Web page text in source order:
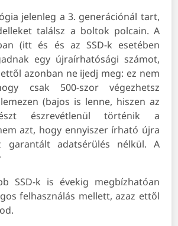
jelenleg a 3. generációnál tart,
találsz a boltok polcain. A
(itt és és az SSD-k esetében
egy újraírhatósági számot,
azonban ne ijedj meg: ez nem
csak 500-szor végezhetsz
(bajos is lenne, hiszen az
észrevétlenül történik a
azt, hogy ennyiszer írható újra
garantált adatsérülés nélkül. A
SSD-k is évekig megbízhatóan
felhasználás mellett, azaz ettől